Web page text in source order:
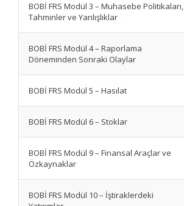
BOBİ FRS Modül 3 – Muhasebe Politikaları,
Tahminler ve Yanlışlıklar
BOBİ FRS Modül 4 – Raporlama
Döneminden Sonraki Olaylar
BOBİ FRS Modül 5 – Hasılat
BOBİ FRS Modül 6 – Stoklar
BOBİ FRS Modül 9 – Finansal Araçlar ve
Özkaynaklar
BOBİ FRS Modül 10 – İştiraklerdeki